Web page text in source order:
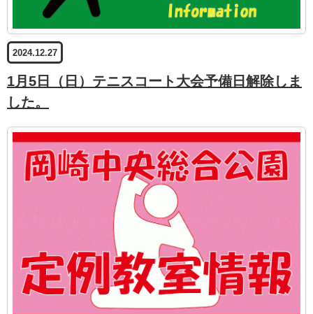
2024.12.27
1月5日（日）テニスコート大会予備日解除しま
した。